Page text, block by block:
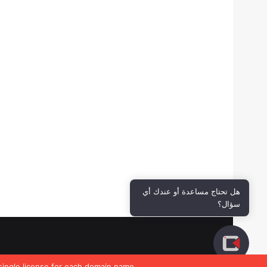
هل تحتاج مساعدة أو عندك أي
سؤال؟